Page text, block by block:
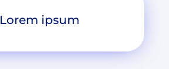
Lorem ipsum